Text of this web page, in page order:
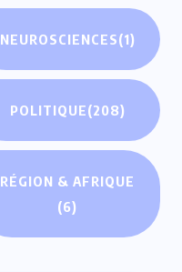
NEUROSCIENCES(1)
POLITIQUE(208)
RÉGION & AFRIQUE
(6)